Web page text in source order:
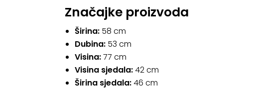
Značajke proizvoda
Širina: 58 cm
Dubina: 53 cm
Visina:77 cm
Visina sjedala:42 cm
Širina sjedala:46 cm